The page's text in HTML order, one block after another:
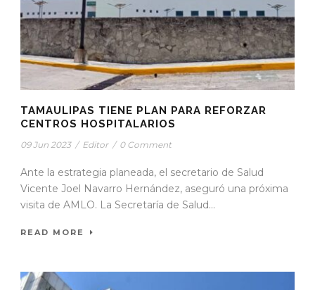
TAMAULIPAS TIENE PLAN PARA REFORZAR
CENTROS HOSPITALARIOS
09 Jun 2023 / Editor / 0 Comment
Ante la estrategia planeada, el secretario de Salud
Vicente Joel Navarro Hernández, aseguró una próxima
visita de AMLO. La Secretaría de Salud...
READ MORE